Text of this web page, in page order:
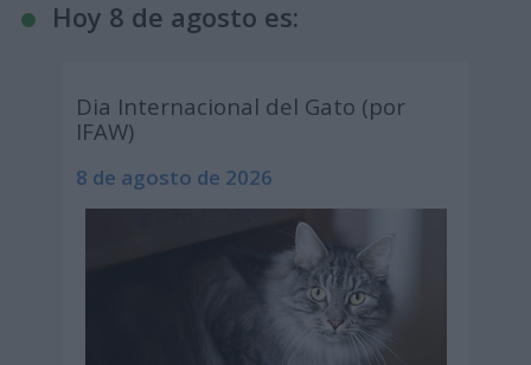
Hoy 8 de agosto es:
Dia Internacional del Gato (por
IFAW)
8 de agosto de 2026